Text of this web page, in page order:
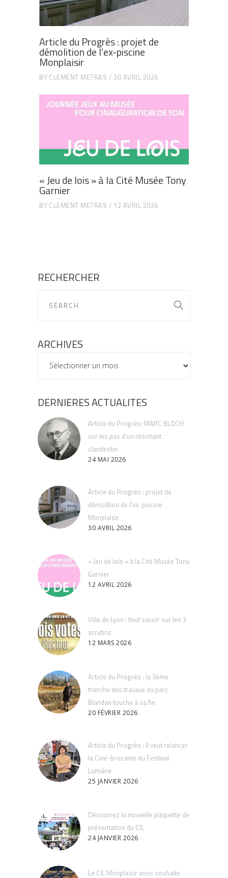
Article du Progrès : projet de
démolition de l’ex-piscine
Monplaisir
BY CLEMENT METRAS 30 AVRIL 2026
« Jeu de lois » à la Cité Musée Tony
Garnier
BY CLEMENT METRAS 12 AVRIL 2026
RECHERCHER
ARCHIVES
ARCHIVES
DERNIERES ACTUALITES
Article du Progrès: MARC BLOCH
sur les pas d’un résistant
clandestin
24 MAI 2026
Article du Progrès : projet de
démolition de l’ex-piscine
Monplaisir
30 AVRIL 2026
« Jeu de lois » à la Cité Musée Tony
Garnier
12 AVRIL 2026
Ville de Lyon : tout savoir sur les 3
scrutins
12 MARS 2026
Article du Progrès : la 3ème
tranche des travaux du parc
Blandan touche à sa fin
20 FÉVRIER 2026
Article du Progrès : Il veut relancer
la Ciné-brocante du Festival
Lumière
25 JANVIER 2026
Découvrez la nouvelle plaquette de
présentation du CIL
24 JANVIER 2026
Le CIL Monplaisir vous souhaite